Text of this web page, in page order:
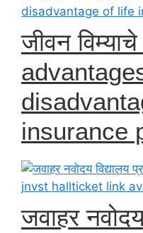
जीवन
insurance
जवाहर